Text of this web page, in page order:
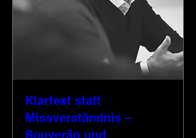
Klartext statt
Missverständnis –
Souverän und